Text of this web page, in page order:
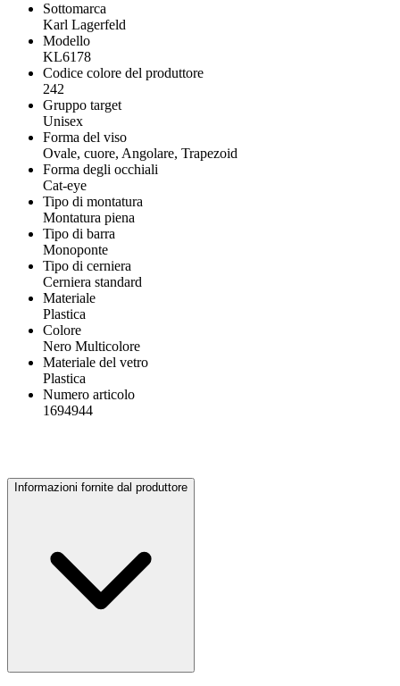
Sottomarca
Karl Lagerfeld
Modello
KL6178
Codice colore del produttore
242
Gruppo target
Unisex
Forma del viso
Ovale, cuore, Angolare, Trapezoid
Forma degli occhiali
Cat-eye
Tipo di montatura
Montatura piena
Tipo di barra
Monoponte
Tipo di cerniera
Cerniera standard
Materiale
Plastica
Colore
Nero Multicolore
Materiale del vetro
Plastica
Numero articolo
1694944
Informazioni fornite dal produttore